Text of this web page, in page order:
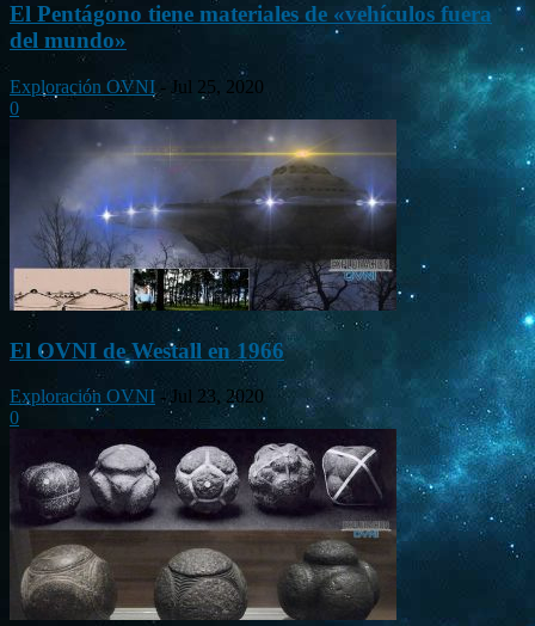
El Pentágono tiene materiales de «vehículos fuera
del mundo»
Exploración OVNI - Jul 25, 2020
0
El OVNI de Westall en 1966
Exploración OVNI - Jul 23, 2020
0